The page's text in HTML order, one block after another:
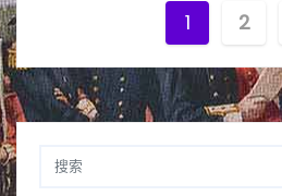
文
章
分
1 2